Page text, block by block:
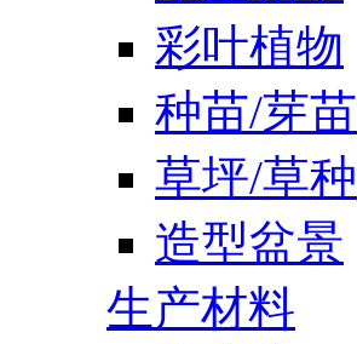
彩叶植物
种苗/芽苗
草坪/草种
造型盆景
生产材料